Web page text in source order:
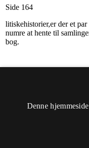
Denne